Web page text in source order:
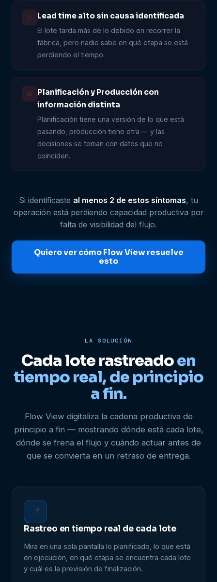
📉 Lead time alto sin causa identificada
El lote tarda más de lo debido en recorrer la
fábrica, pero nadie sabe en qué etapa se está
perdiendo el tiempo.
📊
Planificación y Producción con
información distinta
Planificación tiene una versión de lo que está
pasando, producción tiene otra — y las
decisiones se toman con datos que no
coinciden.
Si identificaste al menos 2 de estos síntomas, tu
operación está perdiendo capacidad productiva por
falta de visibilidad del flujo.
Quiero ver cómo Flow View resuelve
esto
LA SOLUCIÓN
Cada lote rastreadoen
tiempo real, de principio
a fin.
Flow View digitaliza la cadena productiva de
principio a fin — mostrando dónde está cada lote,
dónde se frena el flujo y cuándo actuar antes de
que se convierta en un retraso de entrega.
📍
Rastreo en tiempo real de cada lote
Mira en una sola pantalla lo planificado, lo que está
en ejecución, en qué etapa se encuentra cada lote
y cuál es la previsión de finalización.